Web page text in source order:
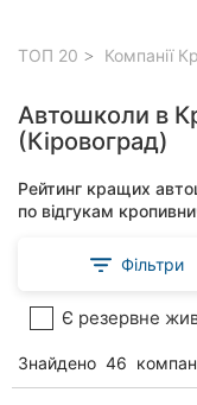
ТОП 20 Компанії
Автошколи в
(Кіровоград)
Рейтинг кращих
по відгукам
Фільтри
Є резервне
Знайдено 46